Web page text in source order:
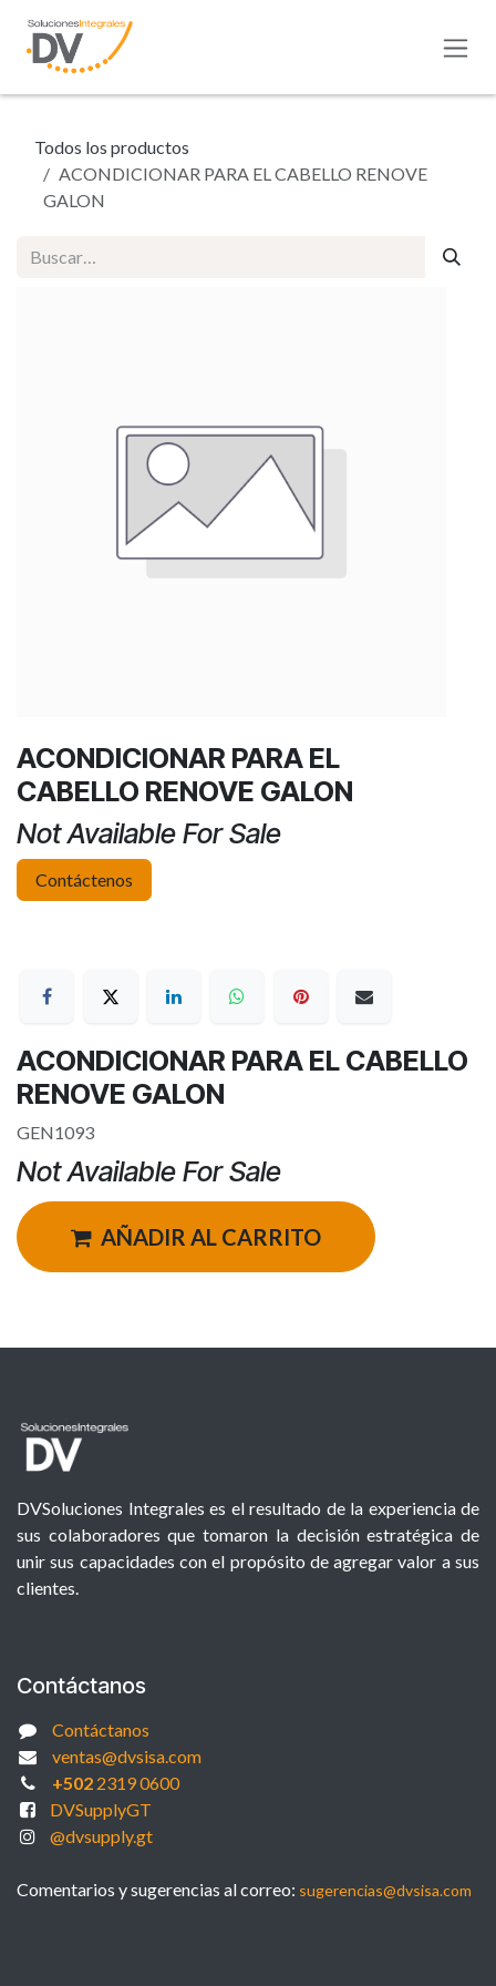
Todos los productos
ACONDICIONAR PARA EL CABELLO RENOVE
GALON
ACONDICIONAR PARA EL
CABELLO RENOVE GALON
Not Available For Sale
Contáctenos
ACONDICIONAR PARA EL CABELLO
RENOVE GALON
GEN1093
Not Available For Sale
AÑADIR AL CARRITO
DVSoluciones Integrales es el resultado de la experiencia de
sus colaboradores que tomaron la decisión estratégica de
unir sus capacidades con el propósito de agregar valor a sus
clientes.
Contáctanos
Contáctanos
ventas@dvsisa.com
+5022319 0600
DVSupplyGT
@dvsupply.gt
Comentarios y sugerencias al correo: sugerencias@dvsisa.com